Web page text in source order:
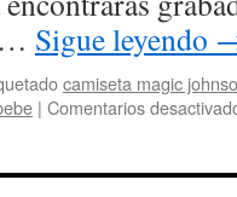
… Sigue leyendo
camiseta magic
| Comentarios